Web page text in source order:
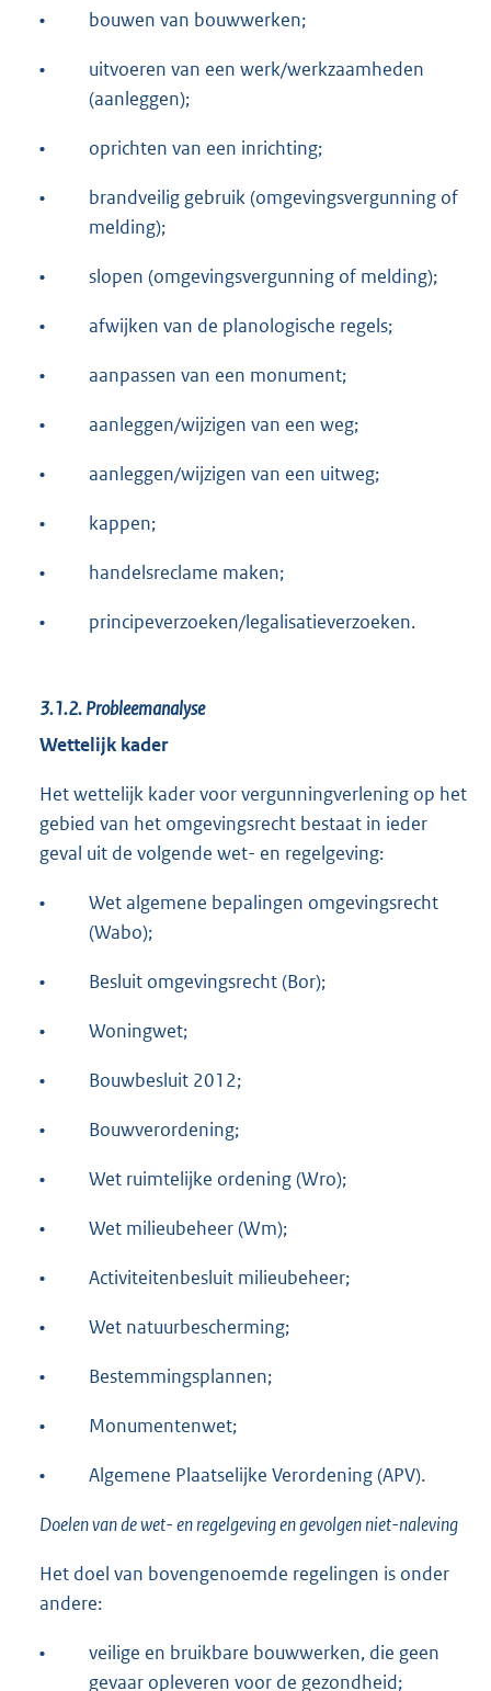
• bouwen van bouwwerken;
•
uitvoeren van een werk/werkzaamheden
(aanleggen);
• oprichten van een inrichting;
•
brandveilig gebruik (omgevingsvergunning of
melding);
• slopen (omgevingsvergunning of melding);
• afwijken van de planologische regels;
• aanpassen van een monument;
• aanleggen/wijzigen van een weg;
• aanleggen/wijzigen van een uitweg;
• kappen;
• handelsreclame maken;
• principeverzoeken/legalisatieverzoeken.
3.1.2.Probleemanalyse
Wettelijk kader
Het wettelijk kader voor vergunningverlening op het
gebied van het omgevingsrecht bestaat in ieder
geval uit de volgende wet- en regelgeving:
•
Wet algemene bepalingen omgevingsrecht
(Wabo);
• Besluit omgevingsrecht (Bor);
• Woningwet;
• Bouwbesluit 2012;
• Bouwverordening;
• Wet ruimtelijke ordening (Wro);
• Wet milieubeheer (Wm);
• Activiteitenbesluit milieubeheer;
• Wet natuurbescherming;
• Bestemmingsplannen;
• Monumentenwet;
• Algemene Plaatselijke Verordening (APV).
Doelen van de wet- en regelgeving en gevolgen niet-naleving
Het doel van bovengenoemde regelingen is onder
andere:
•
veilige en bruikbare bouwwerken, die geen
gevaar opleveren voor de gezondheid;